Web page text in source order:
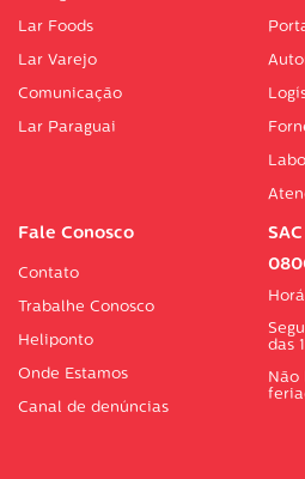
Lar Foods
Lar Varejo
Comunicação
Lar Paraguai
Fale Conosco
Contato
Trabalhe Conosco
Heliponto
Onde Estamos
Canal de denúncias
SAC
das
Não